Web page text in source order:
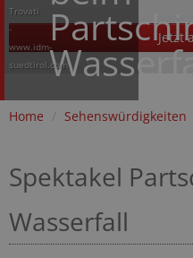
Trovati
-
www.idm-
suedtirol.com
Jetzt
Home / Sehenswürdigkeiten
Spektakel
Wasserfall